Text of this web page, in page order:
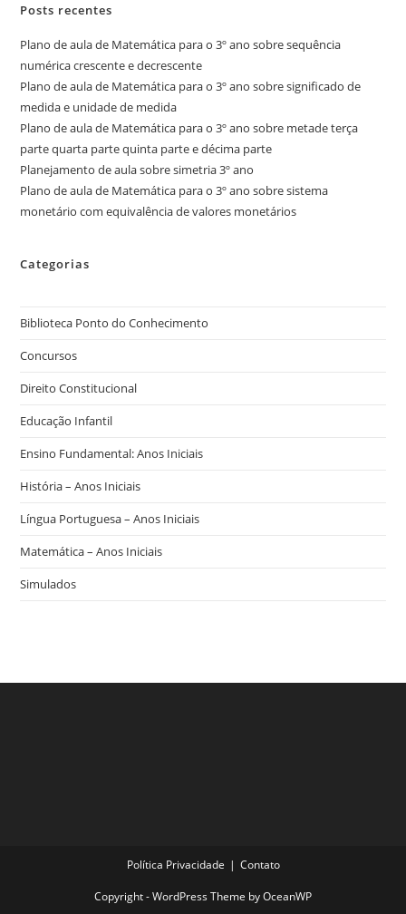
Posts recentes
Plano de aula de Matemática para o 3º ano sobre sequência
numérica crescente e decrescente
Plano de aula de Matemática para o 3º ano sobre significado de
medida e unidade de medida
Plano de aula de Matemática para o 3º ano sobre metade terça
parte quarta parte quinta parte e décima parte
Planejamento de aula sobre simetria 3º ano
Plano de aula de Matemática para o 3º ano sobre sistema
monetário com equivalência de valores monetários
Categorias
Biblioteca Ponto do Conhecimento
Concursos
Direito Constitucional
Educação Infantil
Ensino Fundamental: Anos Iniciais
História – Anos Iniciais
Língua Portuguesa – Anos Iniciais
Matemática – Anos Iniciais
Simulados
Política Privacidade Contato
Copyright - WordPress Theme by OceanWP